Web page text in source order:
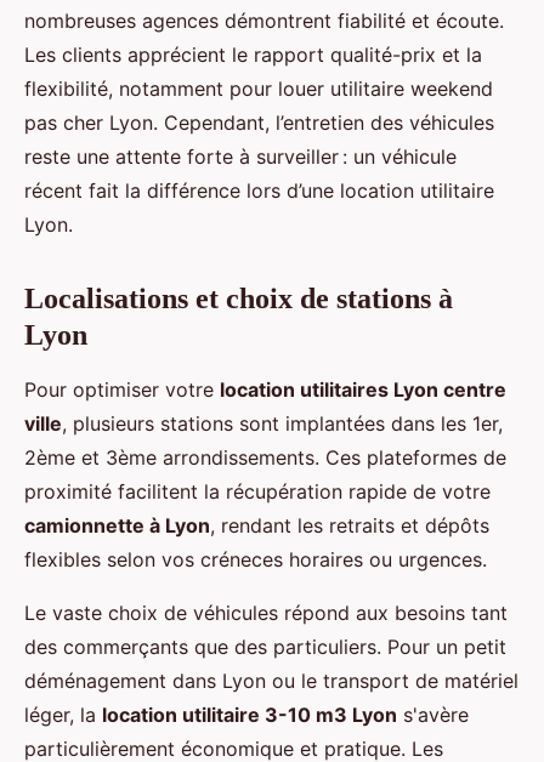
nombreuses agences démontrent fiabilité et écoute.
Les clients apprécient le rapport qualité-prix et la
flexibilité, notamment pour louer utilitaire weekend
pas cher Lyon. Cependant, l’entretien des véhicules
reste une attente forte à surveiller : un véhicule
récent fait la différence lors d’une location utilitaire
Lyon.
Localisations et choix de stations à
Lyon
Pour optimiser votre location utilitaires Lyon centre
ville, plusieurs stations sont implantées dans les 1er,
2ème et 3ème arrondissements. Ces plateformes de
proximité facilitent la récupération rapide de votre
camionnette à Lyon, rendant les retraits et dépôts
flexibles selon vos créneces horaires ou urgences.
Le vaste choix de véhicules répond aux besoins tant
des commerçants que des particuliers. Pour un petit
déménagement dans Lyon ou le transport de matériel
léger, la location utilitaire 3-10 m3 Lyon s'avère
particulièrement économique et pratique. Les